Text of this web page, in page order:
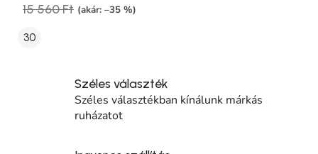
15 560 Ft (akár: –35 %)
30
Széles választék
Széles választékban kínálunk márkás
ruházatot